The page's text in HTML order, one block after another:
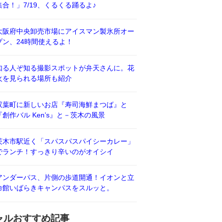
合！」7/19、くるくる踊るよ♪
阪府中央卸売市場にアイスマン製氷所オー
ン、24時間使えるよ！
る人ぞ知る撮影スポットが弁天さんに。花
を見られる場所も紹介
葉町に新しいお店『寿司海鮮まつば』と
創作バル Ken’s』と－茨木の風景
木市駅近く「スパスパスパイシーカレー」
ランチ！すっきり辛いのがオイシイ
ンダーパス、片側の歩道開通！イオンと立
館いばらきキャンパスをスルッと。
ルおすすめ記事